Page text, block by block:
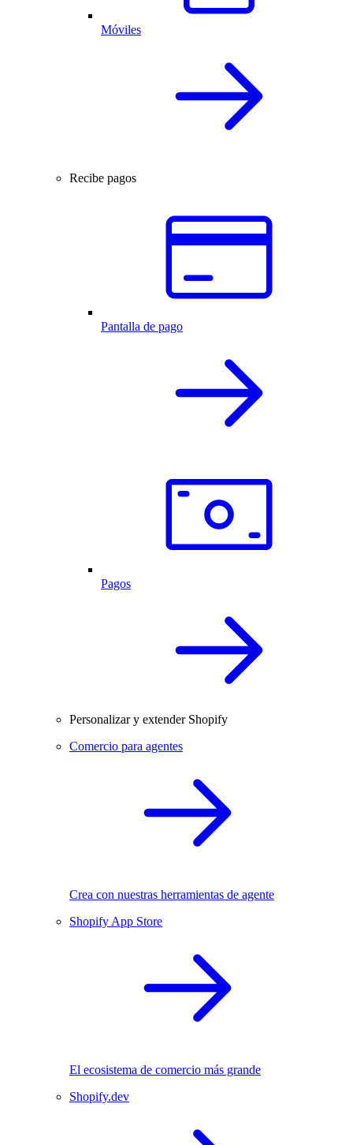
Móviles
Recibe pagos
Pantalla de pago
Pagos
Personalizar y extender Shopify
Comercio para agentes
Crea con nuestras herramientas de agente
Shopify App Store
El ecosistema de comercio más grande
Shopify.dev